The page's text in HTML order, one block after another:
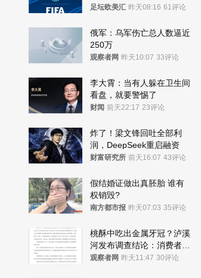
足坛欧美汇 昨天08:16 61评论
俄军：乌军伤亡总人数逼近
250万
观察者网 昨天10:07 33评论
李大霄：当有人躲在卫生间
看盘，就要警惕了
财闻 前天22:17 23评论
炸了！梁文锋回吐全部利
润，DeepSeek重启融资
财富研究所 前天16:07 43评论
假结婚证做出真胚胎 谁有
权销毁?
南方都市报 昨天07:03 35评论
桃酥中吃出金属牙冠？泸溪
河发布调查结论：消费者已
澄清，所发视频情况不属实
观察者网 昨天11:47 30评论